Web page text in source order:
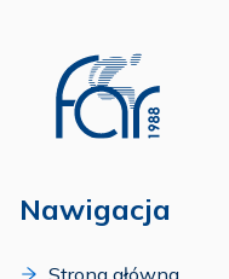
Nawigacja
Strona główna